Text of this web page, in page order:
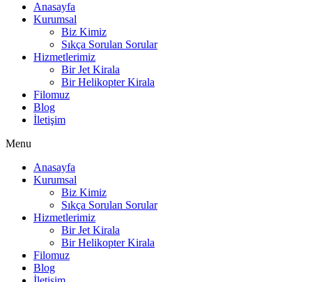
Anasayfa
Kurumsal
Biz Kimiz
Sıkça Sorulan Sorular
Hizmetlerimiz
Bir Jet Kirala
Bir Helikopter Kirala
Filomuz
Blog
İletişim
Menu
Anasayfa
Kurumsal
Biz Kimiz
Sıkça Sorulan Sorular
Hizmetlerimiz
Bir Jet Kirala
Bir Helikopter Kirala
Filomuz
Blog